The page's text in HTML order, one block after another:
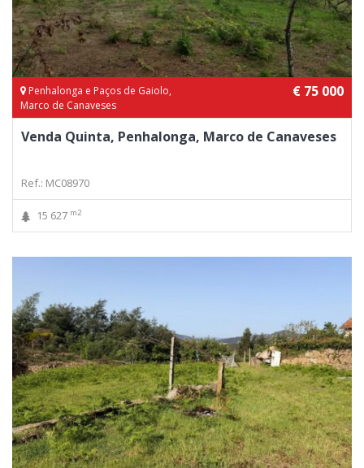
Penhalonga e Paços de Gaiolo,
Marco de Canaveses
€ 75 000
Venda Quinta, Penhalonga, Marco de Canaveses
Ref.: MC08970
15 627 m2